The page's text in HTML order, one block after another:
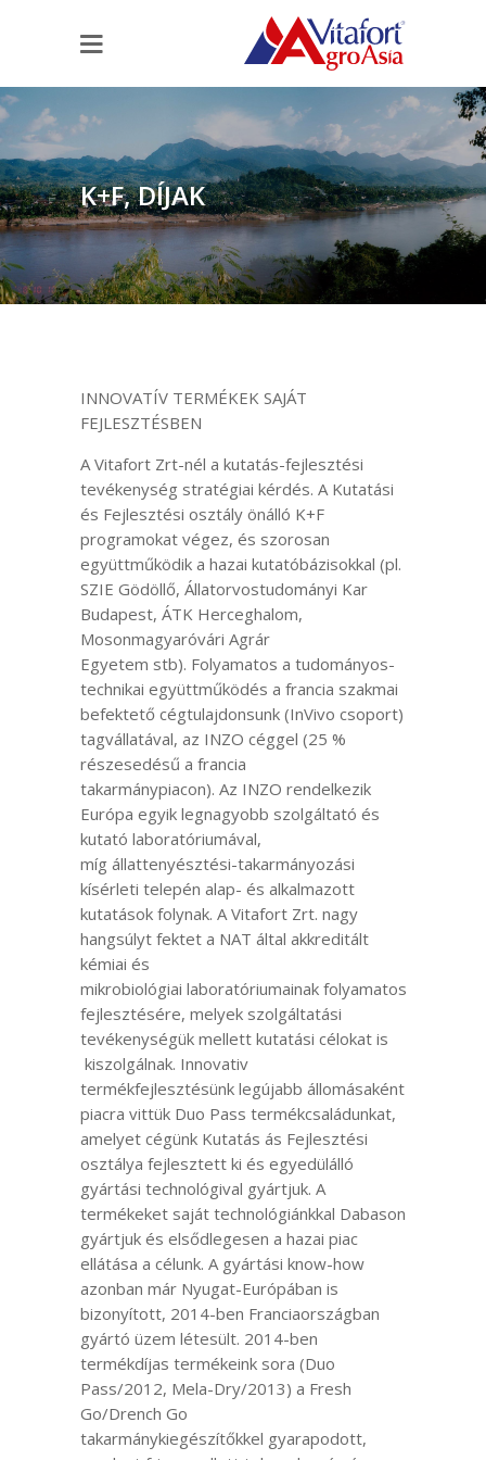
K+F, DÍJAK
INNOVATÍV TERMÉKEK SAJÁT
FEJLESZTÉSBEN
A Vitafort Zrt-nél a kutatás-fejlesztési
tevékenység stratégiai kérdés. A Kutatási
és Fejlesztési osztály önálló K+F
programokat végez, és szorosan
együttműködik a hazai kutatóbázisokkal (pl.
SZIE Gödöllő, Állatorvostudományi Kar
Budapest, ÁTK Herceghalom,
Mosonmagyaróvári Agrár
Egyetem stb). Folyamatos a tudományos-
technikai együttműködés a francia szakmai
befektető cégtulajdonsunk (InVivo csoport)
tagvállatával, az INZO céggel (25 %
részesedésű a francia
takarmánypiacon). Az INZO rendelkezik
Európa egyik legnagyobb szolgáltató és
kutató laboratóriumával,
míg állattenyésztési-takarmányozási
kísérleti telepén alap- és alkalmazott
kutatások folynak. A Vitafort Zrt. nagy
hangsúlyt fektet a NAT által akkreditált
kémiai és
mikrobiológiai laboratóriumainak folyamatos
fejlesztésére, melyek szolgáltatási
tevékenységük mellett kutatási célokat is
kiszolgálnak. Innovativ
termékfejlesztésünk legújabb állomásaként
piacra vittük Duo Pass termékcsaládunkat,
amelyet cégünk Kutatás ás Fejlesztési
osztálya fejlesztett ki és egyedülálló
gyártási technológival gyártjuk. A
termékeket saját technológiánkkal Dabason
gyártjuk és elsődlegesen a hazai piac
ellátása a célunk. A gyártási know-how
azonban már Nyugat-Európában is
bizonyított, 2014-ben Franciaországban
gyártó üzem létesült. 2014-ben
termékdíjas termékeink sora (Duo
Pass/2012, Mela-Dry/2013) a Fresh
Go/Drench Go
takarmánykiegészítőkkel gyarapodott,